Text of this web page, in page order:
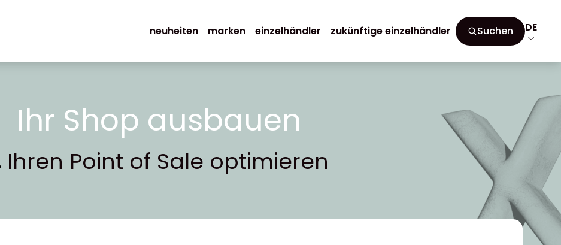
neuheiten marken einzelhändler zukünftige einzelhändler Suchen DE
Ihr Shop ausbauen
Ihren Point of Sale optimieren